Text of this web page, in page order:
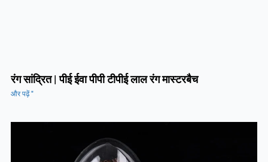
रंग सांद्रित | पीई ईवा पीपी टीपीई लाल रंग मास्टरबैच
और पढ़ें "